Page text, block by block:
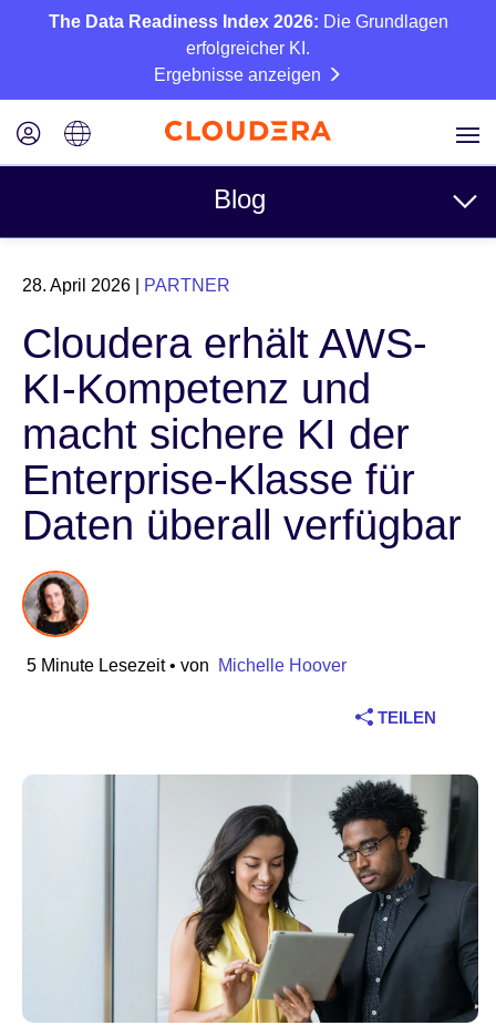
The Data Readiness Index 2026: Die Grundlagen
erfolgreicher KI.
Ergebnisse anzeigen
Blog
Themen
Business
Technisch
Partner
Kultur
Branche
Finanzdienstleistungen
Öffentlicher Sektor
Gesundheitswesen
28. April 2026 PARTNER
Cloudera erhält AWS-
KI-Kompetenz und
macht sichere KI der
Enterprise-Klasse für
Daten überall verfügbar
5 Minute Lesezeit• von Michelle Hoover
TEILEN